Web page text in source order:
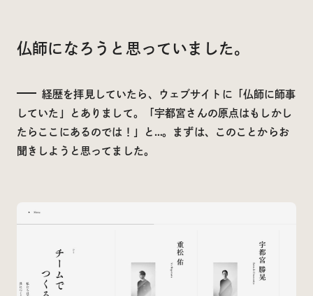
仏師になろうと思っていました。
経歴を拝見していたら、ウェブサイトに「仏師に師事
していた」とありまして。「宇都宮さんの原点はもしかし
たらここにあるのでは！」と…。まずは、このことからお
聞きしようと思ってました。